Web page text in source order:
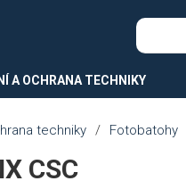
A OCHRANA TECHNIKY
techniky / Fotobatohy
CSC